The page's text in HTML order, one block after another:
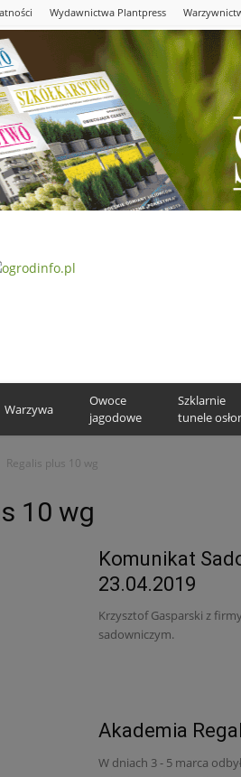
Wydawnictwa Plantpress
Warzywa
Owoce
jagodowe
Szklarnie
tunele
Regalis plus 10 wg
10 wg
Komunikat
23.04.2019
Krzysztof Gasparski z
sadowniczym.
Akademia
W dniach 3 - 5 marca